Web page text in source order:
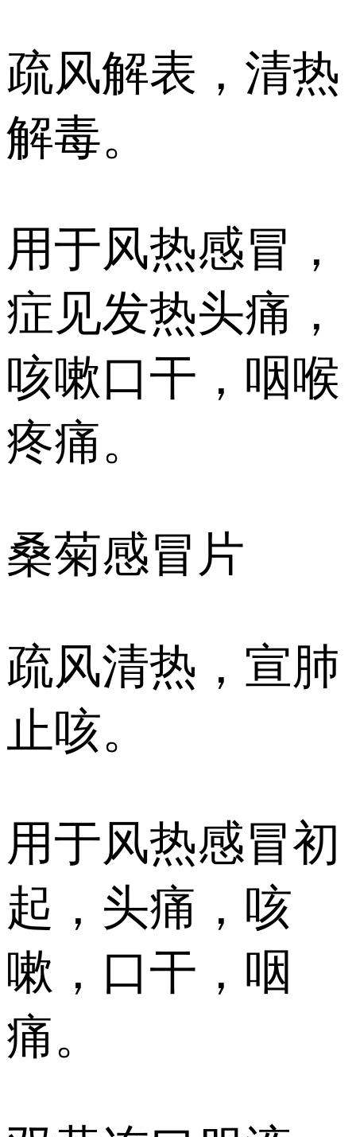
疏风解表，清热
解毒。
用于风热感冒，
症见发热头痛，
咳嗽口干，咽喉
疼痛。
桑菊感冒片
疏风清热，宣肺
止咳。
用于风热感冒初
起，头痛，咳
嗽，口干，咽
痛。